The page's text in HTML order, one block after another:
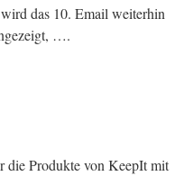
das 10. Email weiterhin
….
Produkte von KeepIt mit